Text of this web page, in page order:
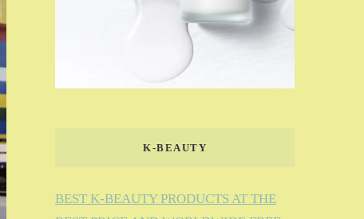
K-BEAUTY
BEST K-BEAUTY PRODUCTS AT THE